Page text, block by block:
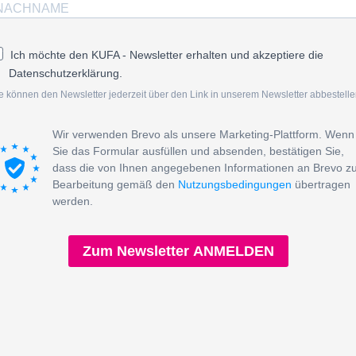
Ich möchte den KUFA - Newsletter erhalten und akzeptiere die
Datenschutzerklärung.
können den Newsletter jederzeit über den Link in unserem Newsletter
Wir verwenden Brevo als unsere Marketing-Plattform. Wenn
Sie das Formular ausfüllen und absenden, bestätigen Sie,
dass die von Ihnen angegebenen Informationen an Brevo
Bearbeitung gemäß den Nutzungsbedingungen übertragen
werden.
Zum Newsletter ANMELDEN